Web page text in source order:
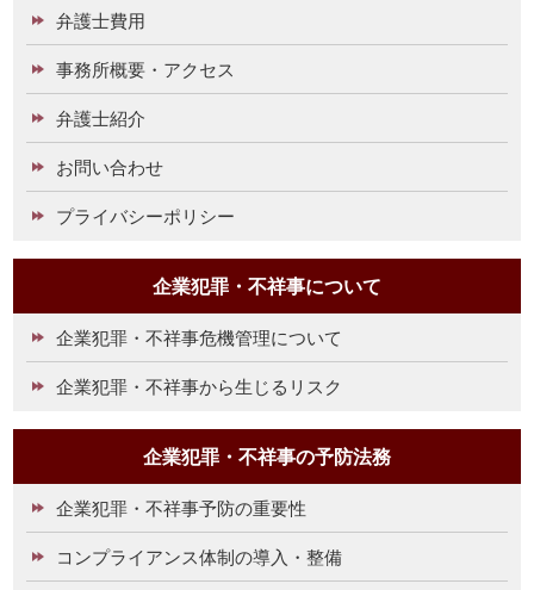
弁護士費用
事務所概要・アクセス
弁護士紹介
お問い合わせ
プライバシーポリシー
企業犯罪・不祥事について
企業犯罪・不祥事危機管理について
企業犯罪・不祥事から生じるリスク
企業犯罪・不祥事の予防法務
企業犯罪・不祥事予防の重要性
コンプライアンス体制の導入・整備